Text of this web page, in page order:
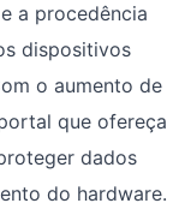
a procedência
dispositivos
o aumento de
que ofereça
dados
do hardware.